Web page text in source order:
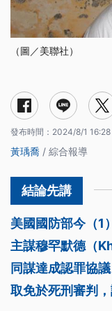
（圖／美聯社）
發布時間： 2024/8/1 16:28
黃瑀喬 / 綜合報導
美國國防部今（1
主謀穆罕默德（
同謀達成認罪協
取免於死刑審判